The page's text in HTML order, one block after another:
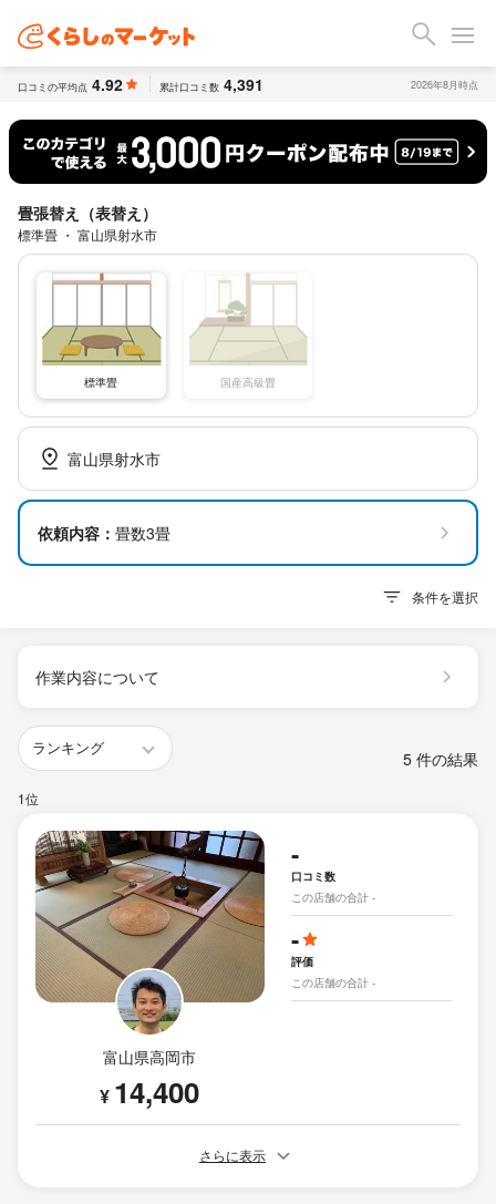
口コミの平均点 4.92 累計口コミ数 4,391 2026年8月時点
畳張替え（表替え）
標準畳 ・ 富山県射水市
標準畳 国産高級畳
富山県射水市
依頼内容： 畳数3畳
条件を選択
作業内容について
5 件の結果
1位
富山県高岡市
¥ 14,400
-
口コミ数
この店舗の合計 -
-
評価
この店舗の合計 -
さらに表示